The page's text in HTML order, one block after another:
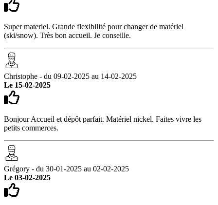
Super materiel. Grande flexibilité pour changer de matériel
(ski/snow). Très bon accueil. Je conseille.
Christophe - du 09-02-2025 au 14-02-2025
Le 15-02-2025
Bonjour Accueil et dépôt parfait. Matériel nickel. Faites vivre les
petits commerces.
Grégory - du 30-01-2025 au 02-02-2025
Le 03-02-2025